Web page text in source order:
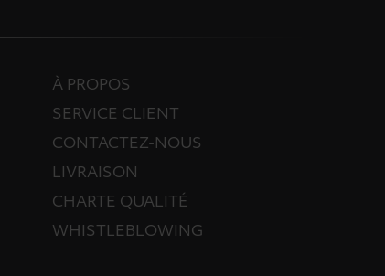
À PROPOS
SERVICE CLIENT
CONTACTEZ-NOUS
LIVRAISON
CHARTE QUALITÉ
WHISTLEBLOWING